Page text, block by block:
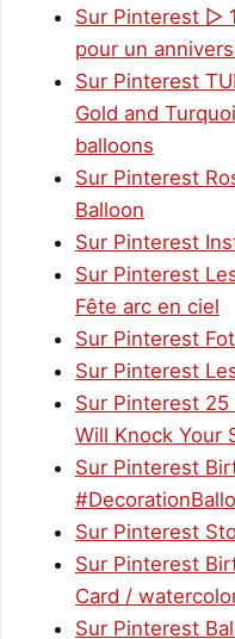
Sur Pinterest ▷
pour un
Sur Pinterest
Gold and
balloons
Sur Pinterest
Balloon
Sur Pinterest
Sur Pinterest
Fête arc en ciel
Sur Pinterest
Sur Pinterest
Sur Pinterest
Will Knock Your
Sur Pinterest
Sur Pinterest
Sur Pinterest
Card /
Sur Pinterest